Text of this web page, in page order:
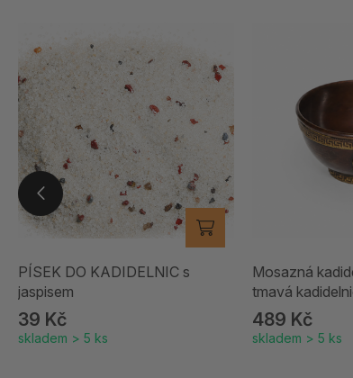
PÍSEK DO KADIDELNIC s
jaspisem
39 Kč
skladem > 5 ks
Mosazná
tmavá
489 Kč
skladem > 5 ks